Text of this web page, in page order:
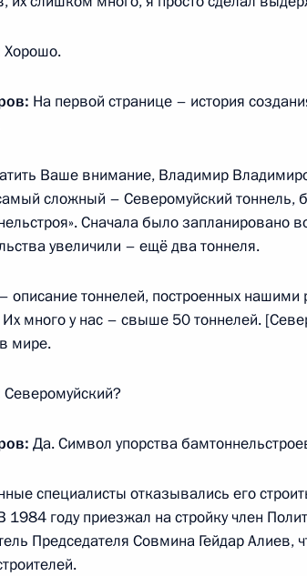
сайта
Президента России
Президент России
Текущий ресурс
Государственная
символика
Обратиться к Президенту
Хорошо.
На первой странице – история
Ваше внимание, Владимир
сложный – Северомуйский тоннель,
Сначала было запланировано
увеличили – ещё два тоннеля.
описание тоннелей, построенных нашими
Их много у нас – свыше 50 тоннелей.
мире.
Северомуйский?
Да. Символ упорства
специалисты отказывались его
1984 году приезжал на стройку член
Председателя Совмина Гейдар Алиев,